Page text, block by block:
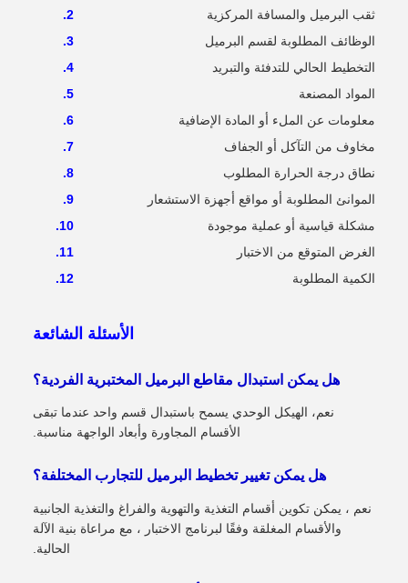
ثقب البرميل والمسافة المركزية
الوظائف المطلوبة لقسم البرميل
التخطيط الحالي للتدفئة والتبريد
المواد المصنعة
معلومات عن الملء أو المادة الإضافية
مخاوف من التآكل أو الجفاف
نطاق درجة الحرارة المطلوب
الموانئ المطلوبة أو مواقع أجهزة الاستشعار
مشكلة قياسية أو عملية موجودة
الغرض المتوقع من الاختبار
الكمية المطلوبة
الأسئلة الشائعة
هل يمكن استبدال مقاطع البرميل المختبرية الفردية؟
نعم، الهيكل الوحدي يسمح باستبدال قسم واحد عندما تبقى
الأقسام المجاورة وأبعاد الواجهة مناسبة.
هل يمكن تغيير تخطيط البرميل للتجارب المختلفة؟
نعم ، يمكن تكوين أقسام التغذية والتهوية والفراغ والتغذية الجانبية
والأقسام المغلقة وفقًا لبرنامج الاختبار ، مع مراعاة بنية الآلة
الحالية.